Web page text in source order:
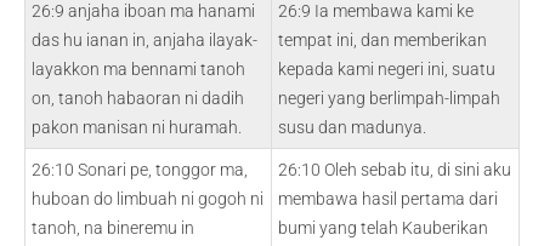
26:9 anjaha iboan ma hanami
das hu ianan in, anjaha ilayak-
layakkon ma bennami tanoh
on, tanoh habaoran ni dadih
pakon manisan ni huramah.
26:9 Ia membawa kami ke
tempat ini, dan memberikan
kepada kami negeri ini, suatu
negeri yang berlimpah-limpah
susu dan madunya.
26:10 Sonari pe, tonggor ma,
huboan do limbuah ni gogoh ni
tanoh, na bineremu in
26:10 Oleh sebab itu, di sini aku
membawa hasil pertama dari
bumi yang telah Kauberikan